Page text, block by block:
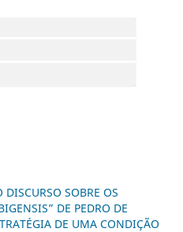
SOBRE OS
DE PEDRO DE
DE UMA CONDIÇÃO